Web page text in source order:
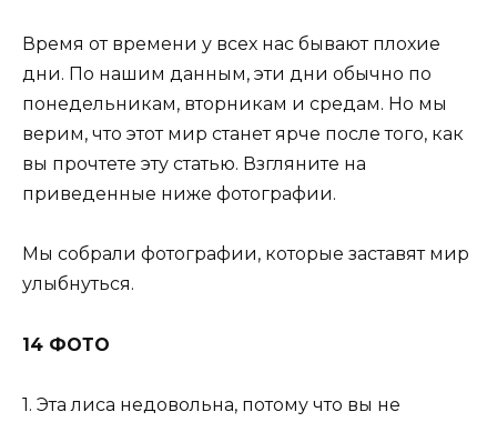
Время от времени у всех нас бывают плохие
дни. По нашим данным, эти дни обычно по
понедельникам, вторникам и средам. Но мы
верим, что этот мир станет ярче после того, как
вы прочтете эту статью. Взгляните на
приведенные ниже фотографии.
Мы собрали фотографии, которые заставят мир
улыбнуться.
14 ФОТО
1. Эта лиса недовольна, потому что вы не